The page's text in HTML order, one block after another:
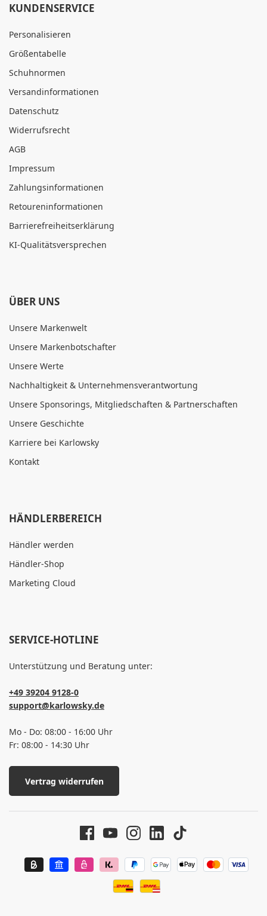
KUNDENSERVICE
Personalisieren
Größentabelle
Schuhnormen
Versandinformationen
Datenschutz
Widerrufsrecht
AGB
Impressum
Zahlungsinformationen
Retoureninformationen
Barrierefreiheitserklärung
KI-Qualitätsversprechen
ÜBER UNS
Unsere Markenwelt
Unsere Markenbotschafter
Unsere Werte
Nachhaltigkeit & Unternehmensverantwortung
Unsere Sponsorings, Mitgliedschaften & Partnerschaften
Unsere Geschichte
Karriere bei Karlowsky
Kontakt
HÄNDLERBEREICH
Händler werden
Händler-Shop
Marketing Cloud
SERVICE-HOTLINE
Unterstützung und Beratung unter:
+49 39204 9128-0
support@karlowsky.de
Mo - Do: 08:00 - 16:00 Uhr
Fr: 08:00 - 14:30 Uhr
Vertrag widerrufen